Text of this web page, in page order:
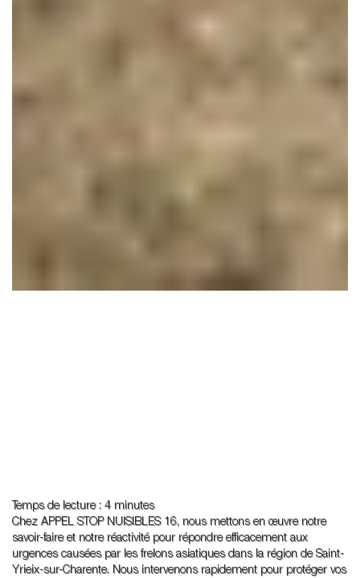
Temps de lecture : 4 minutes
Chez APPEL STOP NUISIBLES 16, nous mettons en œuvre notre
savoir-faire et notre réactivité pour répondre efficacement aux
urgences causées par les frelons asiatiques dans la région de Saint-
Yrieix-sur-Charente. Nous intervenons rapidement pour protéger vos